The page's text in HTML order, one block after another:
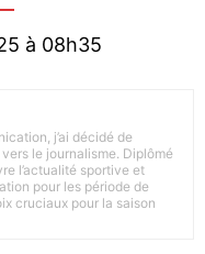
à 08h35
j’ai décidé de
le journalisme. Diplômé
l’actualité sportive et
pour les période de
cruciaux pour la saison